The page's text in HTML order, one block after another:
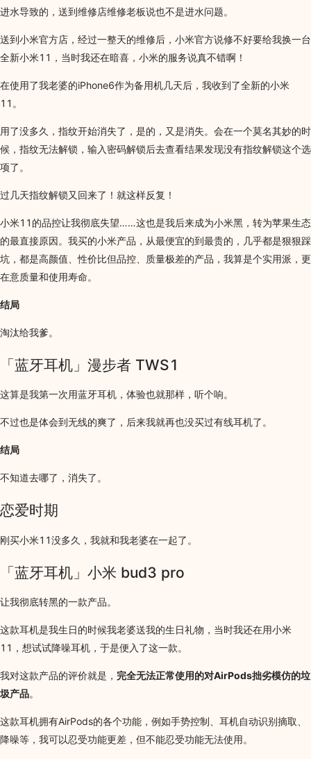
进水导致的，送到维修店维修老板说也不是进水问题。
送到小米官方店，经过一整天的维修后，小米官方说修不好要给我换一台
全新小米11，当时我还在暗喜，小米的服务说真不错啊！
在使用了我老婆的iPhone6作为备用机几天后，我收到了全新的小米
11。
用了没多久，指纹开始消失了，是的，又是消失。会在一个莫名其妙的时
候，指纹无法解锁，输入密码解锁后去查看结果发现没有指纹解锁这个选
项了。
过几天指纹解锁又回来了！就这样反复！
小米11的品控让我彻底失望……这也是我后来成为小米黑，转为苹果生态
的最直接原因。我买的小米产品，从最便宜的到最贵的，几乎都是狠狠踩
坑，都是高颜值、性价比但品控、质量极差的产品，我算是个实用派，更
在意质量和使用寿命。
结局
淘汰给我爹。
「蓝牙耳机」漫步者 TWS1
这算是我第一次用蓝牙耳机，体验也就那样，听个响。
不过也是体会到无线的爽了，后来我就再也没买过有线耳机了。
结局
不知道去哪了，消失了。
恋爱时期
刚买小米11没多久，我就和我老婆在一起了。
「蓝牙耳机」小米 bud3 pro
让我彻底转黑的一款产品。
这款耳机是我生日的时候我老婆送我的生日礼物，当时我还在用小米
11，想试试降噪耳机，于是便入了这一款。
我对这款产品的评价就是， 完全无法正常使用的对AirPods拙劣模仿的垃
圾产品。
这款耳机拥有AirPods的各个功能，例如手势控制、耳机自动识别摘取、
降噪等，我可以忍受功能更差，但不能忍受功能无法使用。